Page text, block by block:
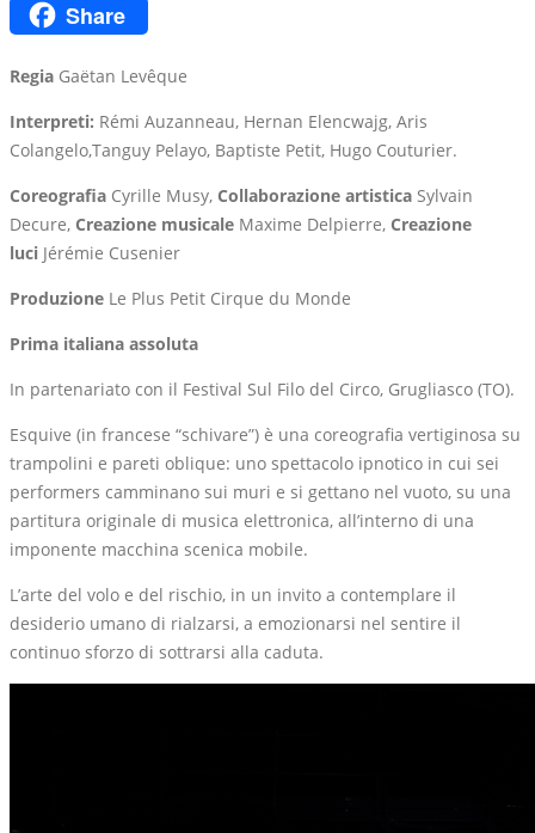
Copy
Share
Regia Gaëtan Levêque
Interpreti: Rémi Auzanneau, Hernan Elencwajg, Aris
Colangelo,Tanguy Pelayo, Baptiste Petit, Hugo Couturier.
Coreografia Cyrille Musy, Collaborazione artistica Sylvain
Decure, Creazione musicale Maxime Delpierre, Creazione
luci Jérémie Cusenier
Produzione Le Plus Petit Cirque du Monde
Prima italiana assoluta
In partenariato con il Festival Sul Filo del Circo, Grugliasco (TO).
Esquive (in francese “schivare”) è una coreografia vertiginosa su
trampolini e pareti oblique: uno spettacolo ipnotico in cui sei
performers camminano sui muri e si gettano nel vuoto, su una
partitura originale di musica elettronica, all’interno di una
imponente macchina scenica mobile.
L’arte del volo e del rischio, in un invito a contemplare il
desiderio umano di rialzarsi, a emozionarsi nel sentire il
continuo sforzo di sottrarsi alla caduta.